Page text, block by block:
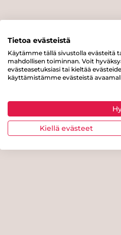
Tietoa evästeistä
Käytämme tällä sivustolla evästeitä
mahdollisen toiminnan. Voit
evästeasetuksiasi tai kieltää
käyttämistämme evästeistä
Kiellä evästeet